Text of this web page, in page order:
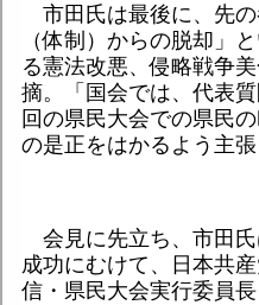
市田氏は最後に、先
（体制）からの脱却」
る憲法改悪、侵略戦争
摘。「国会では、代表
回の県民大会での県民
の是正をはかるよう主
会見に先立ち、市田
成功にむけて、日本共
信・県民大会実行委員